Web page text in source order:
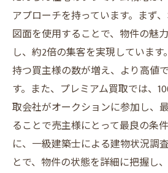
直接買取を選ぶ際の注意
仲介なしでのトラブル回
買取の成功事例と学び
笑顔あふれる不動産売却を
の実績
だんらん住宅の信頼性と
顧客満足度を高める秘訣
成功事例が示す売却のポ
アプローチを持っています。まず
図面を使用することで、物件の魅
し、約2倍の集客を実現していま
持つ買主様の数が増え、より高値
す。また、プレミアム買取では、
取会社がオークションに参加し、
ることで売主様にとって最良の条
に、一級建築士による建物状況調
とで、物件の状態を詳細に把握し